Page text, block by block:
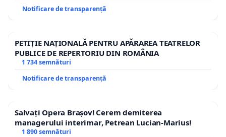
Notificare de transparență
PETIȚIE NAȚIONALĂ PENTRU APĂRAREA TEATRELOR
PUBLICE DE REPERTORIU DIN ROMÂNIA
1 734 semnături
Notificare de transparență
Salvați Opera Brașov! Cerem demiterea
managerului interimar, Petrean Lucian-Marius!
1 890 semnături